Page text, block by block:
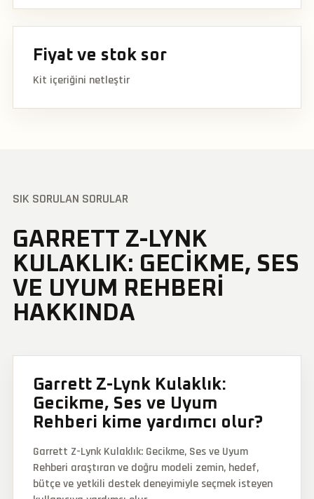
Fiyat ve stok sor
Kit içeriğini netleştir
SIK SORULAN SORULAR
GARRETT Z-LYNK
KULAKLIK: GECIKME, SES
VE UYUM REHBERI
HAKKINDA
Garrett Z-Lynk Kulaklık:
Gecikme, Ses ve Uyum
Rehberi kime yardımcı olur?
Garrett Z-Lynk Kulaklık: Gecikme, Ses ve Uyum
Rehberi araştıran ve doğru modeli zemin, hedef,
bütçe ve yetkili destek deneyimiyle seçmek isteyen